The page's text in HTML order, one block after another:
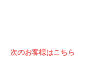
次のお客様はこちら